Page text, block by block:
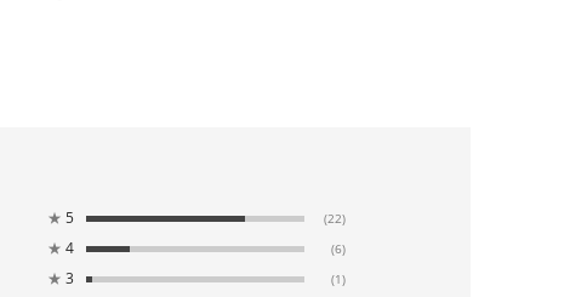
★ 5 (22)
★ 4 (6)
★ 3 (1)